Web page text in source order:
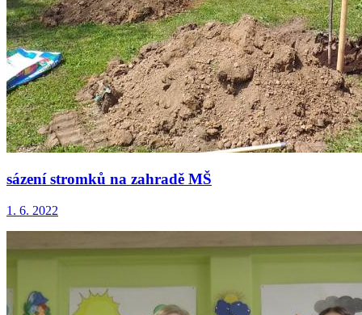
sázení stromků na zahradě MŠ
1. 6. 2022